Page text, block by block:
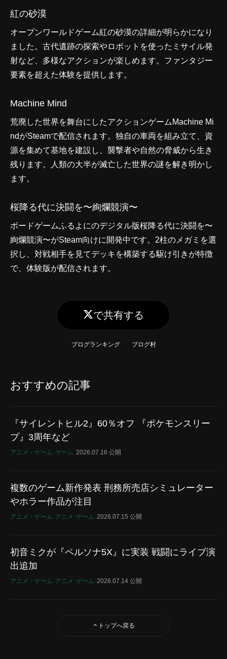
紅の砂漠
オープンワールドゲーム紅の砂漠の詳細が明らかになり
ました。古代遺跡の探索やロボットを使ったミサイル発
射など、多様なアクションが楽しめます。ファンタジー
要素を超えた体験を提供します。
Machine Mind
荒廃した世界を舞台にしたアクションゲームMachine Mi
ndがSteamで配信されます。独自の車両を組み立て、資
源を集めて基地を建設し、襲撃者や自然の脅威から生き
残ります。人類の大半が滅亡した世界の謎を解き明かし
ます。
桜降る代に決闘を〜絢爛競演〜
ボードゲームふるよにのデジタル版桜降る代に決闘を〜
絢爛競演〜がSteam向けに開発中です。2柱のメガミを選
択し、対戦相手を見てデッキを構築する駆け引きが特徴
で、体験版が配信されます。
で共有する
ブログランキング ブログ村
おすすめの記事
『サイレントヒル2』60％オフ 『ポケモンスリー
プ』3周年など
アニメ・ゲーム ゲーム 2026.07.16 公開
複数のゲーム新作発表 刑務所売店シミュレーター
やホラー作品が注目
アニメ・ゲーム アニメ ゲーム 2026.07.15 公開
初音ミクが『ペルソナ5X』に実装 戦闘にライブ演
出追加
アニメ・ゲーム アニメ ゲーム 2026.07.14 公開
トップへ戻る